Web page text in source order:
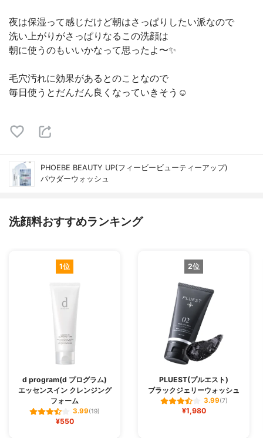
夜は保湿って感じだけど朝はさっぱりしたい派なので
洗い上がりがさっぱりなるこの洗顔は
朝に使うのもいいかなって思ったよ〜✨
毛穴汚れに効果があるとのことなので
毎日使うとだんだん良くなっていきそう☺️
PHOEBE BEAUTY UP(フィービービューティーアップ)
パウダーウォッシュ
洗顔料おすすめランキング
1位
d program(d プログラム)
エッセンスイン クレンジング
フォーム
3.99(19)
¥550
2位
PLUEST(プルエスト)
ブラックジェリーウォッシュ
3.99(7)
¥1,980